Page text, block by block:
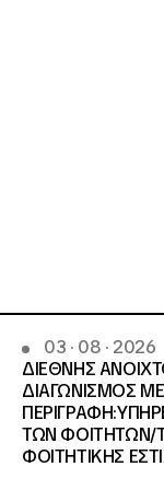
03 · 08 · 2026
ΔΙΕΘΝΗΣ
ΔΙΑΓΩΝΙΣΜΟΣ ΜΕ
ΤΩΝ ΦΟΙΤΗΤΩΝ/
ΦΟΙΤΗΤΙΚΗΣ